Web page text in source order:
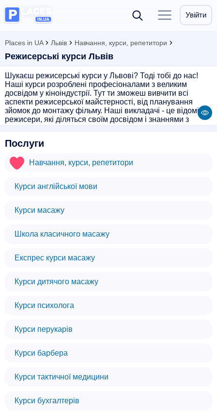
Увійти
Places in UA Львів Навчання, курси, репетитори
Режисерські курси Львів
Шукаєш режисерські курси у Львові? Тоді тобі до нас!
Наші курси розроблені професіоналами з великим
досвідом у кіноіндустрії. Тут ти зможеш вивчити всі
аспекти режисерської майстерності, від планування
зйомок до монтажу фільму. Наші викладачі - це відомі
режисери, які діляться своїм досвідом і знаннями з
і стань справжнім майстром кіно!
Послуги
Навчання, курси, репетитори
Курси англійської мови
Курси масажу
Школа класичного масажу
Експрес курси масажу
Курси дитячого масажу
Курси психолога
Курси перукарів
Курси барбера
Курси тактичної медицини
Курси бухгалтерів